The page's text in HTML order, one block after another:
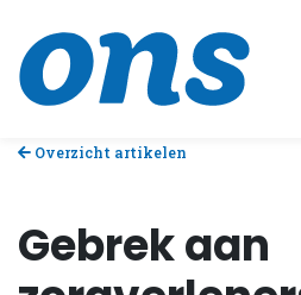
Overzicht artikelen
Gebrek aan